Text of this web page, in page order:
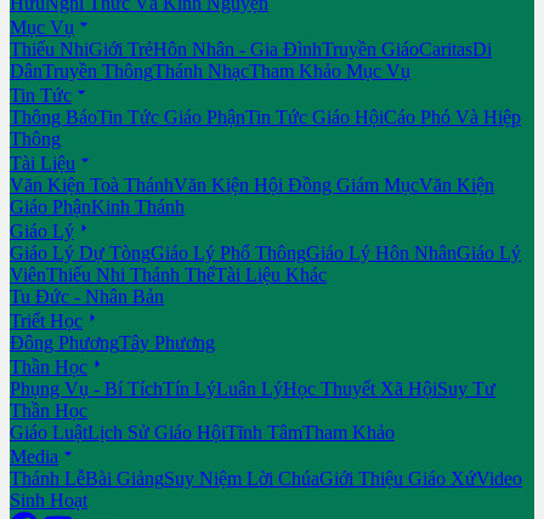
Mục Vụ 
Thiếu NhiGiới TrẻHôn Nhân - Gia ĐìnhTruyền GiáoCaritasDi
DânTruyền ThôngThánh NhạcTham Khảo Mục Vụ
Tin Tức 
Thông BáoTin Tức Giáo PhậnTin Tức Giáo HộiCáo Phó Và Hiệp
Thông
Tài Liệu 
Văn Kiện Toà ThánhVăn Kiện Hội Đồng Giám MụcVăn Kiện
Giáo PhậnKinh Thánh
Giáo Lý 
Giáo Lý Dự TòngGiáo Lý Phổ ThôngGiáo Lý Hôn NhânGiáo Lý
ViênThiếu Nhi Thánh ThểTài Liệu Khác
Tu Đức - Nhân Bản
Triết Học 
Đông PhươngTây Phương
Thần Học 
Phụng Vụ - Bí TíchTín LýLuân LýHọc Thuyết Xã HộiSuy Tư
Thần Học
Giáo LuậtLịch Sử Giáo HộiTĩnh TâmTham Khảo
Media 
Thánh LễBài GiảngSuy Niệm Lời ChúaGiới Thiệu Giáo XứVideo
Sinh Hoạt